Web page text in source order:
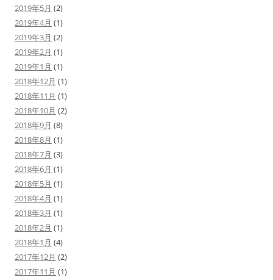
2019年5月 (2)
2019年4月 (1)
2019年3月 (2)
2019年2月 (1)
2019年1月 (1)
2018年12月 (1)
2018年11月 (1)
2018年10月 (2)
2018年9月 (8)
2018年8月 (1)
2018年7月 (3)
2018年6月 (1)
2018年5月 (1)
2018年4月 (1)
2018年3月 (1)
2018年2月 (1)
2018年1月 (4)
2017年12月 (2)
2017年11月 (1)